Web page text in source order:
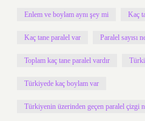
Enlem ve boylam aynı şey mi Kaç
Kaç tane paralel var Paralel sayısı
Toplam kaç tane paralel vardır
Türkiyede kaç boylam var
Türkiyenin üzerinden geçen paralel çizgi